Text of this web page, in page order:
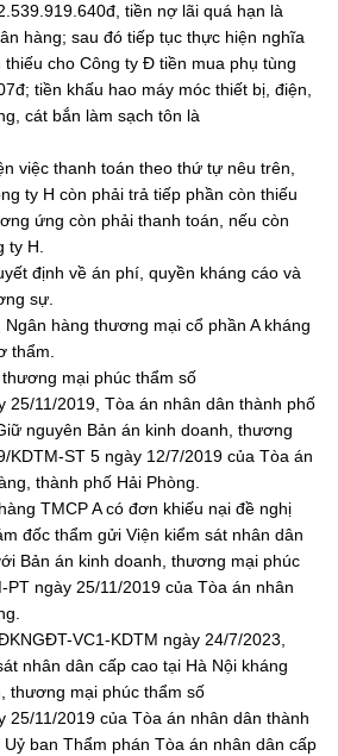
tiền nợ lãi quá hạn là
hàng; sau đó tiếp tục thực hiện nghĩa
cho Công ty Đ tiền mua phụ tùng
tiền khấu hao máy móc thiết bị, điện,
cát bắn làm sạch tôn là
việc thanh toán theo thứ tự nêu trên,
ty H còn phải trả tiếp phần còn thiếu
ứng còn phải thanh toán, nếu còn
ty H.
định về án phí, quyền kháng cáo và
sự.
hàng thương mại cổ phần A kháng
thẩm.
mại phúc thẩm số
25/11/2019, Tòa án nhân dân thành phố
nguyên Bản án kinh doanh, thương
KDTM-ST 5 ngày 12/7/2019 của Tòa án
thành phố Hải Phòng.
TMCP A có đơn khiếu nại đề nghị
đốc thẩm gửi Viện kiểm sát nhân dân
Bản án kinh doanh, thương mại phúc
PT ngày 25/11/2019 của Tòa án nhân
VC1-KDTM ngày 24/7/2023,
nhân dân cấp cao tại Hà Nội kháng
thương mại phúc thẩm số
25/11/2019 của Tòa án nhân dân thành
ban Thẩm phán Tòa án nhân dân cấp